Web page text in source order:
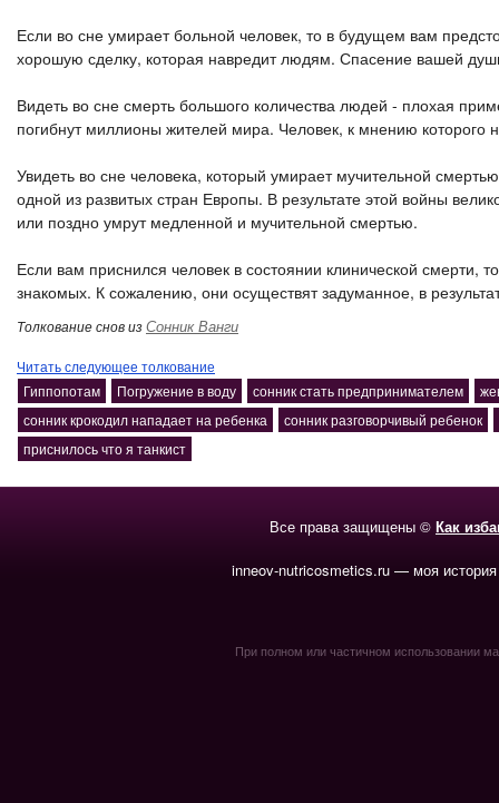
Если во сне умирает больной человек, то в будущем вам
хорошую сделку, которая навредит людям. Спасение вашей
Видеть во сне смерть большого количества людей - плохая
погибнут миллионы жителей мира. Человек, к мнению которого
Увидеть во сне человека, который умирает мучительной
одной из развитых стран Европы. В результате этой войны
или поздно умрут медленной и мучительной смертью.
Если вам приснился человек в состоянии клинической смерти,
знакомых. К сожалению, они осуществят задуманное, в
Толкование снов изСонник Ванги
Читать следующее толкование
Гиппопотам
Погружение в воду сонник стать предпринимателем
сонник крокодил нападает на ребенка
сонник разговорчивый ребенок
приснилось что я танкист
Все права защищены © Как
inneov-nutricosmetics.ru — моя
При полном или частичном использовании